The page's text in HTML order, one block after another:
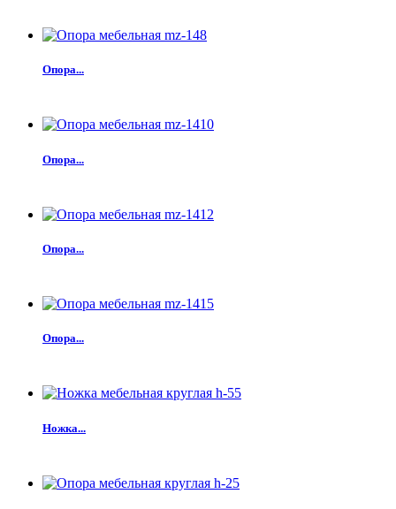
Опора...
Опора...
Опора...
Опора...
Ножка...